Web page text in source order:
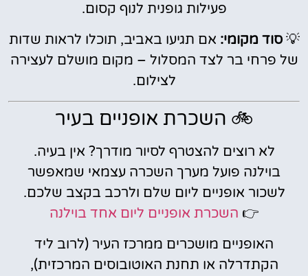
פעילות גופנית לנוף קסום.
💡סוד מקומי: אם תגיעו באביב, תוכלו לראות שדות
של פרחי בר לצד המסלול – מקום מושלם לעצירה
לצילום.
🚲 השכרת אופניים בעיר
לא רוצים להצטרף לסיור מודרך? אין בעיה.
בוילנה פועל מערך השכרה עצמאי שמאפשר
לשכור אופניים ליום שלם ולרכב בקצב שלכם.
👉 השכרת אופניים ליום אחד בוילנה
האופניים מושכרים ממרכז העיר (לרוב ליד
הקתדרלה או תחנת האוטובוסים המרכזית),